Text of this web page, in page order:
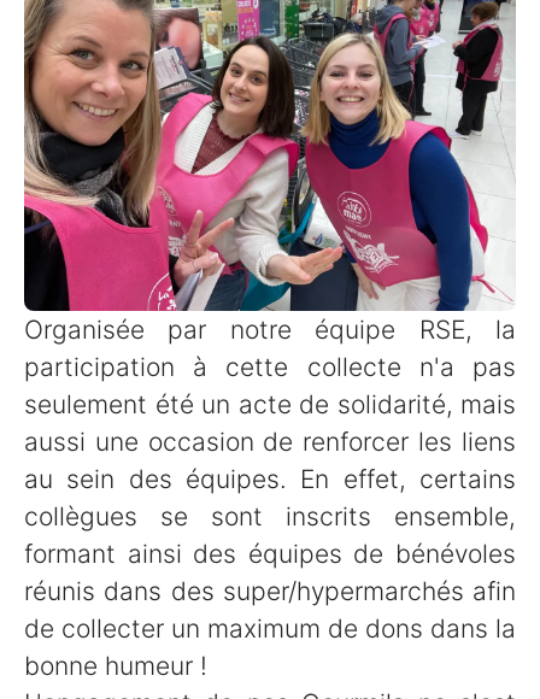
Organisée par notre équipe RSE, la
participation à cette collecte n'a pas
seulement été un acte de solidarité, mais
aussi une occasion de renforcer les liens
au sein des équipes. En effet, certains
collègues se sont inscrits ensemble,
formant ainsi des équipes de bénévoles
réunis dans des super/hypermarchés afin
de collecter un maximum de dons dans la
bonne humeur !